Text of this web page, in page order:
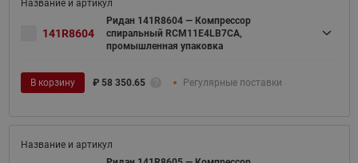
141R8604
Ридан 141R8604 — Компрессор
спиральный RCM11E4LB7CA,
промышленная упаковка
В корзину ₽ 58 350.65 Регулярные поставки